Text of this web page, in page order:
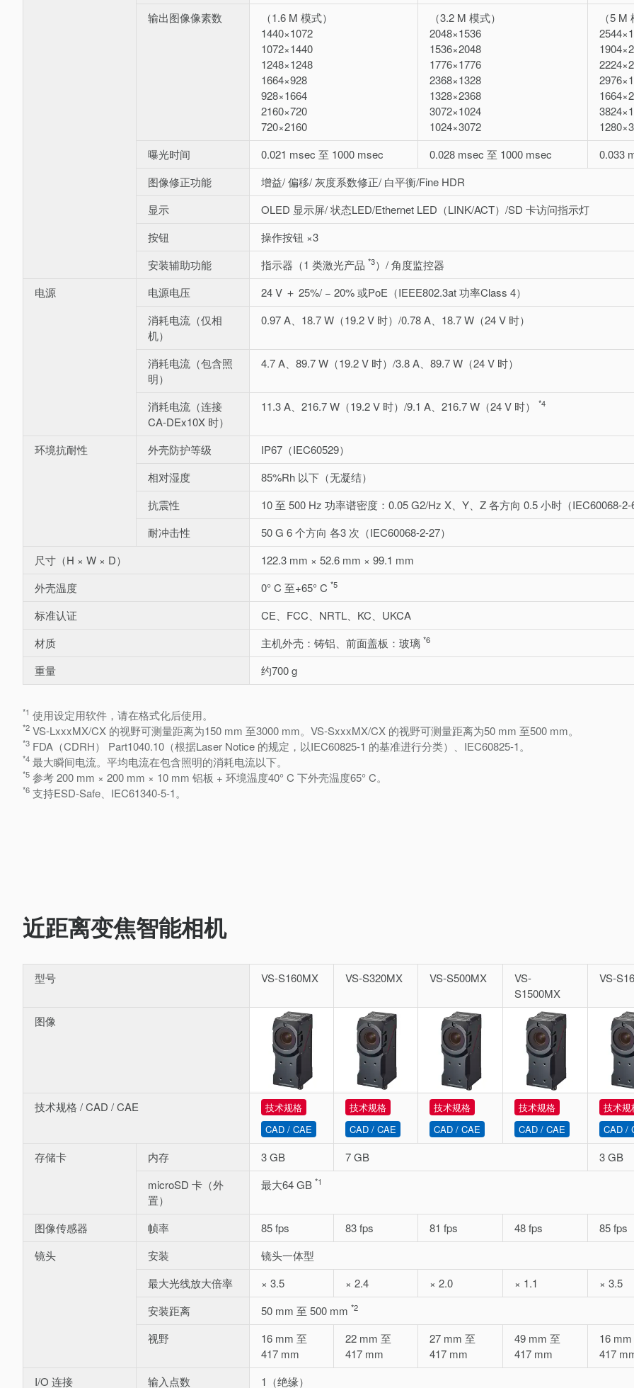
输出图像像素数
（1.6 M 模式）
1440×1072
1072×1440
1248×1248
1664×928
928×1664
2160×720
720×2160
（3.2 M 模式）
2048×1536
1536×2048
1776×1776
2368×1328
1328×2368
3072×1024
1024×3072
（5 M
曝光时间
0.021 msec 至 1000 msec 0.028 msec 至 1000 msec
0.033
图像修正功能
增益/ 偏移/ 灰度系数修正/ 白平衡/Fine HDR
显示
OLED 显示屏/ 状态LED/Ethernet LED（LINK/ACT）/SD 卡访问指示灯
按钮
操作按钮 ×3
安装辅助功能
指示器（1 类激光产品 *3）/ 角度监控器
电源
电源电压
24 V ＋ 25%/ − 20% 或PoE（IEEE802.3at 功率Class 4）
消耗电流（仅相
机）
0.97 A、18.7 W（19.2 V 时）/0.78 A、18.7 W（24 V 时）
消耗电流（包含照
明）
4.7 A、89.7 W（19.2 V 时）/3.8 A、89.7 W（24 V 时）
消耗电流（连接
CA-DEx10X 时）
11.3 A、216.7 W（19.2 V 时）/9.1 A、216.7 W（24 V 时） *4
环境抗耐性 外壳防护等级
IP67（IEC60529）
相对湿度
85%Rh 以下（无凝结）
抗震性
10 至 500 Hz 功率谱密度：0.05 G2/Hz X、Y、Z 各方向 0.5 小时（IEC60068-2-
耐冲击性
50 G 6 个方向 各3 次（IEC60068-2-27）
尺寸（H × W × D）
122.3 mm × 52.6 mm × 99.1 mm
外壳温度
0° C 至+65° C *5
标准认证
CE、FCC、NRTL、KC、UKCA
材质
主机外壳：铸铝、前面盖板：玻璃 *6
重量 约700 g
*1 使用设定用软件，请在格式化后使用。
*2 VS-LxxxMX/CX 的视野可测量距离为150 mm 至3000 mm。VS-SxxxMX/CX 的视野可测量距离为50 mm 至500 mm。
*3 FDA（CDRH） Part1040.10（根据Laser Notice 的规定，以IEC60825-1 的基准进行分类）、IEC60825-1。
*4 最大瞬间电流。平均电流在包含照明的消耗电流以下。
*5 参考 200 mm × 200 mm × 10 mm 铝板 + 环境温度40° C 下外壳温度65° C。
*6 支持ESD-Safe、IEC61340-5-1。
近距离变焦智能相机
型号 VS-S160MX VS-S320MX VS-S500MX
VS-
S1500MX
VS-
图像
技术规格 / CAD / CAE
技术规格
CAD / CAE
技术规格
CAD / CAE
技术规格
CAD / CAE
技术规格
CAD / CAE
技术规
CAD /
存储卡 内存 3 GB 7 GB
3 GB
microSD 卡（外
置）
最大64 GB *1
图像传感器 帧率 85 fps 83 fps 81 fps 48 fps
85 fps
镜头
安装
镜头一体型
最大光线放大倍率
× 3.5 × 2.4 × 2.0 × 1.1
× 3.5
安装距离
50 mm 至 500 mm *2
视野
16 mm 至
417 mm
22 mm 至
417 mm
27 mm 至
417 mm
49 mm 至
417 mm
16
417
I/O 连接
输入点数 1（绝缘）